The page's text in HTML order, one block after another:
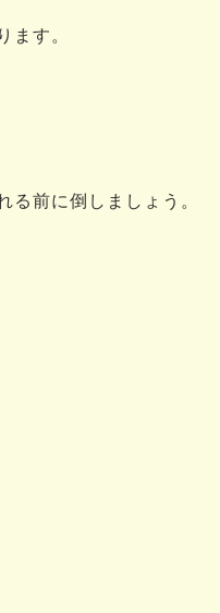
ます。
前に倒しましょう。